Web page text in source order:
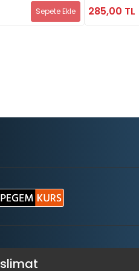
Sepete Ekle 285,00 TL